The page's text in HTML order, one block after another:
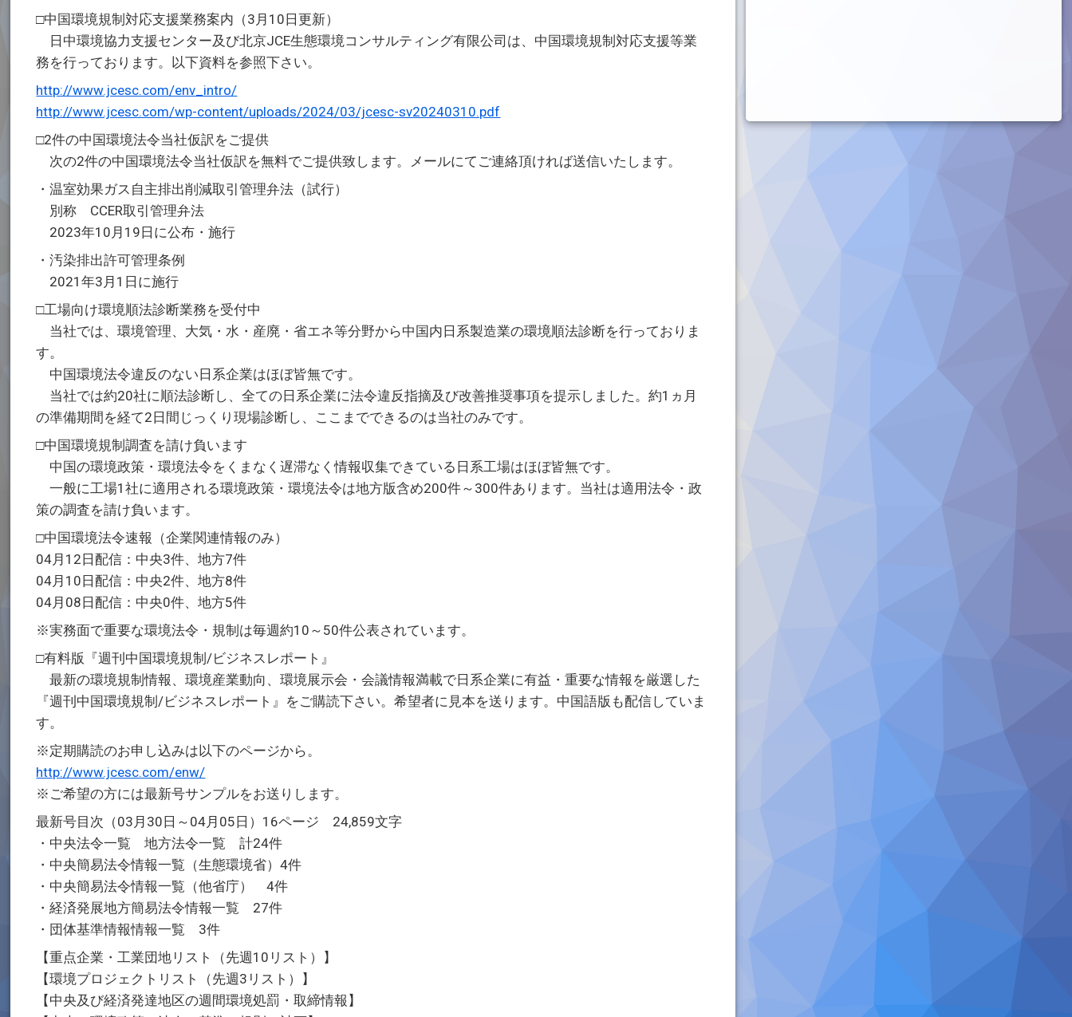
□中国環境規制対応支援業務案内（3月10日更新）
日中環境協力支援センター及び北京JCE生態環境コンサルティング有限公司は、中国環境規制対応支援等業
務を行っております。以下資料を参照下さい。
http://www.jcesc.com/env_intro/
http://www.jcesc.com/wp-content/uploads/2024/03/jcesc-sv20240310.pdf
□2件の中国環境法令当社仮訳をご提供
次の2件の中国環境法令当社仮訳を無料でご提供致します。メールにてご連絡頂ければ送信いたします。
・温室効果ガス自主排出削減取引管理弁法（試行）
別称 CCER取引管理弁法
2023年10月19日に公布・施行
・汚染排出許可管理条例
2021年3月1日に施行
□工場向け環境順法診断業務を受付中
当社では、環境管理、大気・水・産廃・省エネ等分野から中国内日系製造業の環境順法診断を行っておりま
す。
中国環境法令違反のない日系企業はほぼ皆無です。
当社では約20社に順法診断し、全ての日系企業に法令違反指摘及び改善推奨事項を提示しました。約1ヵ月
の準備期間を経て2日間じっくり現場診断し、ここまでできるのは当社のみです。
□中国環境規制調査を請け負います
中国の環境政策・環境法令をくまなく遅滞なく情報収集できている日系工場はほぼ皆無です。
一般に工場1社に適用される環境政策・環境法令は地方版含め200件～300件あります。当社は適用法令・政
策の調査を請け負います。
□中国環境法令速報（企業関連情報のみ）
04月12日配信：中央3件、地方7件
04月10日配信：中央2件、地方8件
04月08日配信：中央0件、地方5件
※実務面で重要な環境法令・規制は毎週約10～50件公表されています。
□有料版『週刊中国環境規制/ビジネスレポート』
最新の環境規制情報、環境産業動向、環境展示会・会議情報満載で日系企業に有益・重要な情報を厳選した
『週刊中国環境規制/ビジネスレポート』をご購読下さい。希望者に見本を送ります。中国語版も配信していま
す。
※定期購読のお申し込みは以下のページから。
http://www.jcesc.com/enw/
※ご希望の方には最新号サンプルをお送りします。
最新号目次（03月30日～04月05日）16ページ 24,859文字
・中央法令一覧 地方法令一覧 計24件
・中央簡易法令情報一覧（生態環境省）4件
・中央簡易法令情報一覧（他省庁） 4件
・経済発展地方簡易法令情報一覧 27件
・団体基準情報情報一覧 3件
【重点企業・工業団地リスト（先週10リスト）】
【環境プロジェクトリスト（先週3リスト）】
【中央及び経済発達地区の週間環境処罰・取締情報】